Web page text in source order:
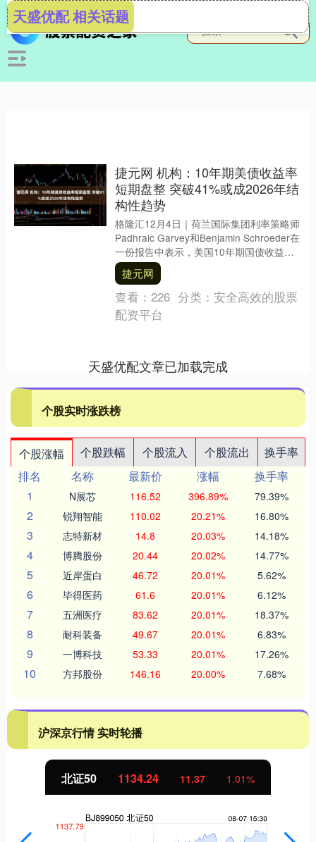
天盛优配 相关话题
捷元网 机构：10年期美债收益率
短期盘整 突破41%或成2026年结
构性趋势
格隆汇12月4日｜荷兰国际集团利率策略师
Padhraic Garvey和Benjamin Schroeder在
一份报告中表示，美国10年期国债收益率
在突破之前可....
捷元网
查看： 226 分类： 安全高效的股票
配资平台
天盛优配文章已加载完成
个股实时涨跌榜
个股涨幅 个股跌幅 个股流入 个股流出
换手率
排名
名称 最新价 涨幅
换手率
1
N展芯 116.52 396.89% 79.39%
2 锐翔智能 110.02 20.21% 16.80%
3 志特新材 14.8 20.03% 14.18%
4 博腾股份 20.44 20.02% 14.77%
5 近岸蛋白 46.72 20.01% 5.62%
6 毕得医药 61.6 20.01% 6.12%
7 五洲医疗 83.62 20.01% 18.37%
8 耐科装备 49.67 20.01% 6.83%
9 一博科技 53.33 20.01% 17.26%
10 方邦股份 146.16 20.00% 7.68%
沪深京行情 实时轮播
北证50 1134.24 11.37 1.01%